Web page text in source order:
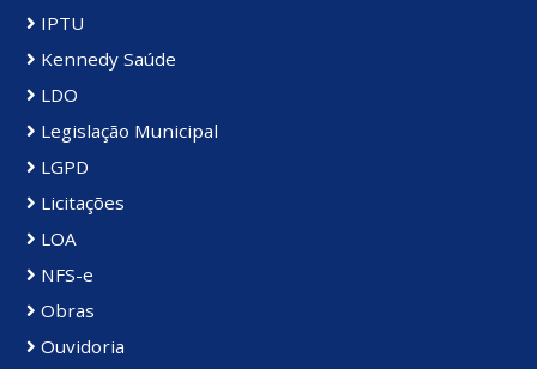
IPTU
Kennedy Saúde
LDO
Legislação Municipal
LGPD
Licitações
LOA
NFS-e
Obras
Ouvidoria